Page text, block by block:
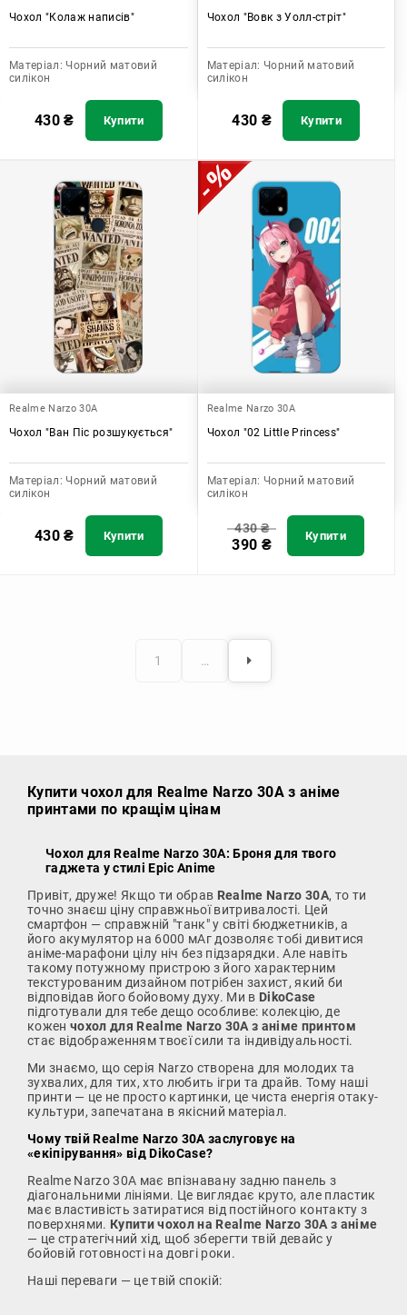
Чохол "Колаж написів"
Матеріал: Чорний матовий
силікон
430₴ Купити
Чохол "Вовк з Уолл-стріт"
Матеріал: Чорний матовий
силікон
430 ₴ Купити
Realme Narzo 30A
Чохол "Ван Піс розшукується"
Матеріал: Чорний матовий
силікон
430₴ Купити
Realme Narzo 30A
Чохол "02 Little Princess"
Матеріал: Чорний матовий
силікон
430₴
390 ₴ Купити
1 …
Купити чохол для Realme Narzo 30A з аніме
принтами по кращім цінам
Чохол для Realme Narzo 30A: Броня для твого
гаджета у стилі Epic Anime
Привіт, друже! Якщо ти обрав Realme Narzo 30A, то ти
точно знаєш ціну справжньої витривалості. Цей
смартфон — справжній "танк" у світі бюджетників, а
його акумулятор на 6000 мАг дозволяє тобі дивитися
аніме-марафони цілу ніч без підзарядки. Але навіть
такому потужному пристрою з його характерним
текстурованим дизайном потрібен захист, який би
відповідав його бойовому духу. Ми в DikoCase
підготували для тебе дещо особливе: колекцію, де
кожен чохол для Realme Narzo 30A з аніме принтом
стає відображенням твоєї сили та індивідуальності.
Ми знаємо, що серія Narzo створена для молодих та
зухвалих, для тих, хто любить ігри та драйв. Тому наші
принти — це не просто картинки, це чиста енергія отаку-
культури, запечатана в якісний матеріал.
Чому твій Realme Narzo 30A заслуговує на
«екіпірування» від DikoCase?
Realme Narzo 30A має впізнавану задню панель з
діагональними лініями. Це виглядає круто, але пластик
має властивість затиратися від постійного контакту з
поверхнями. Купити чохол на Realme Narzo 30A з аніме
— це стратегічний хід, щоб зберегти твій девайс у
бойовій готовності на довгі роки.
Наші переваги — це твій спокій: